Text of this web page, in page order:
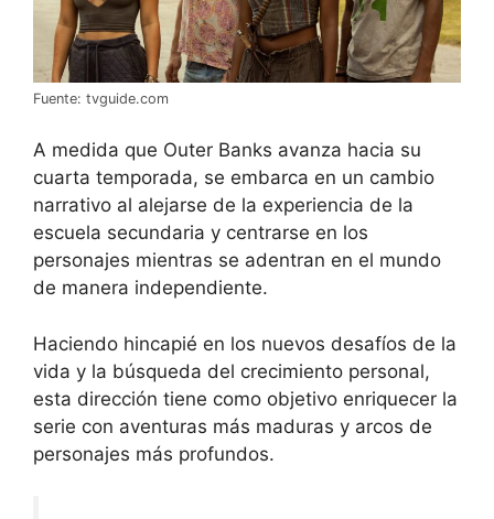
Fuente: tvguide.com
A medida que Outer Banks avanza hacia su
cuarta temporada, se embarca en un cambio
narrativo al alejarse de la experiencia de la
escuela secundaria y centrarse en los
personajes mientras se adentran en el mundo
de manera independiente.
Haciendo hincapié en los nuevos desafíos de la
vida y la búsqueda del crecimiento personal,
esta dirección tiene como objetivo enriquecer la
serie con aventuras más maduras y arcos de
personajes más profundos.